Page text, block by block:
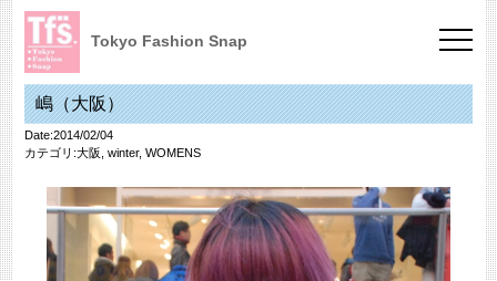
Tokyo Fashion Snap
嶋（大阪）
Date:2014/02/04
カテゴリ:大阪 winter, WOMENS